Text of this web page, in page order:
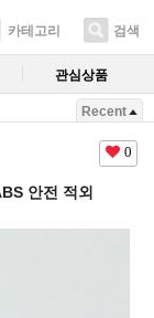
카테고리 검색
관심상품
Recent
0
안전 적외